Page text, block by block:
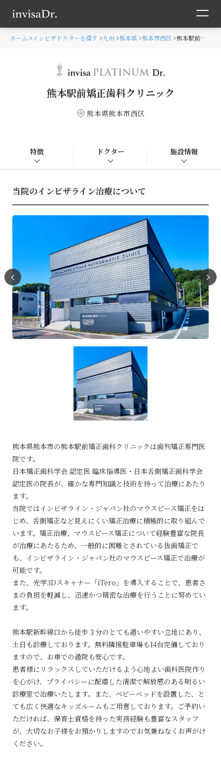
ホーム インビザドクターを探す 九州 熊本県 熊本市西区 熊本駅前矯正歯科クリニック
熊本駅前矯正歯科クリニック
熊本県熊本市西区
特徴 ドクター 施設情報
当院のインビザライン治療について
熊本県熊本市の熊本駅前矯正歯科クリニックは歯列矯正専門医
院です。
日本矯正歯科学会 認定医 臨床指導医・日本舌側矯正歯科学会
認定医の院長が、確かな専門知識と技術を持って治療にあたり
ます。
当院ではインビザライン・ジャパン社のマウスピース矯正をは
じめ、舌側矯正など見えにくい矯正治療に積極的に取り組んで
います。矯正治療、マウスピース矯正について経験豊富な院長
が治療にあたるため、一般的に困難とされている抜歯矯正で
も、インビザライン・ジャパン社のマウスピース矯正で治療が
可能です。
また、光学3Dスキャナー「iTero」を導入することで、患者さ
まの負担を軽減し、迅速かつ精密な治療を行うことに努めてい
ます。
熊本駅新幹線口から徒歩３分のとても通いやすい立地にあり、
土日も診療しております。無料隣接駐車場も14台完備しており
ますので、お車での通院も安心です。
患者様にリラックスしていただけるよう心地よい歯科医院作り
を心がけ、プライバシーに配慮した清潔で解放感のある明るい
診療室で治療いたします。また、ベビーベッドを設置した、と
ても広く快適なキッズルームもご用意しております。ご予約い
ただければ、保育士資格を持った実務経験も豊富なスタッフ
が、大切なお子様をお預かりしますのでお気兼ねなくお声がけ
ください。